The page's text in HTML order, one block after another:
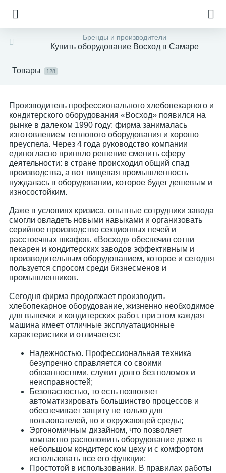
Бренды и производители
Купить оборудование Восход в Самаре
Товары 128
Производитель профессионального хлебопекарного и
кондитерского оборудования «Восход» появился на
рынке в далеком 1990 году: фирма занималась
изготовлением теплового оборудования и хорошо
преуспела. Через 4 года руководство компании
единогласно приняло решение сменить сферу
деятельности: в стране происходил общий спад
производства, а вот пищевая промышленность
нуждалась в оборудовании, которое будет дешевым и
износостойким.
Даже в условиях кризиса, опытные сотрудники завода
смогли овладеть новыми навыками и организовать
серийное производство секционных печей и
расстоечных шкафов. «Восход» обеспечил сотни
пекарен и кондитерских заводов эффективным и
производительным оборудованием, которое и сегодня
пользуется спросом среди бизнесменов и
промышленников.
Сегодня фирма продолжает производить
хлебопекарное оборудование, жизненно необходимое
для выпечки и кондитерских работ, при этом каждая
машина имеет отличные эксплуатационные
характеристики и отличается:
Надежностью. Профессиональная техника
безупречно справляется со своими
обязанностями, служит долго без поломок и
неисправностей;
Безопасностью, то есть позволяет
автоматизировать большинство процессов и
обеспечивает защиту не только для
пользователей, но и окружающей среды;
Эргономичным дизайном, что позволяет
компактно расположить оборудование даже в
небольшом кондитерском цеху и с комфортом
использовать все его функции;
Простотой в использовании. В правилах работы